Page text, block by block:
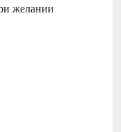
желании